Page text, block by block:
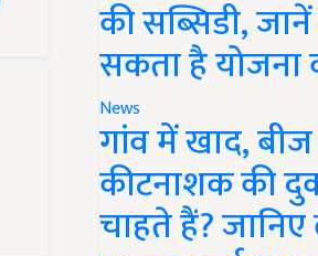
की सब्सिडी,
सकता है योजना
News
गांव में खाद,
कीटनाशक की
चाहते हैं?